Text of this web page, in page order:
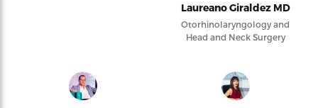
Laureano Giraldez MD
Otorhinolaryngology and
Head and Neck Surgery